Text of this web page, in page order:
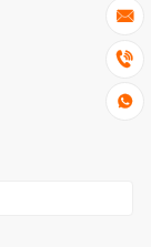


